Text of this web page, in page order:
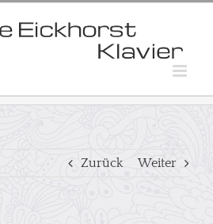
Zurück Weiter